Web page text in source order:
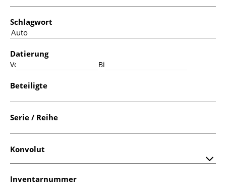
Schlagwort
Datierung
Von: Bis:
Beteiligte
Serie / Reihe
Konvolut
Inventarnummer